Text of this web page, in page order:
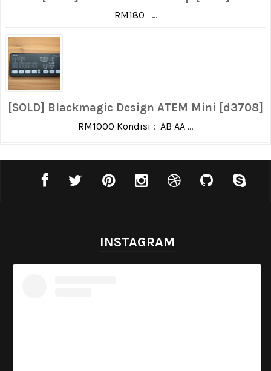
RM180 ...
[SOLD] Blackmagic Design ATEM Mini [d3708]
RM1000 Kondisi : AB AA ...
INSTAGRAM